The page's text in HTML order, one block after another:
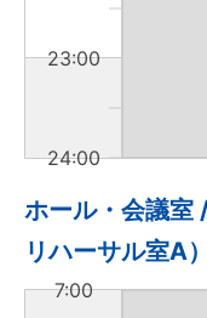
23:00
24:00
ホール・会議室
リハーサル室A）
7:00